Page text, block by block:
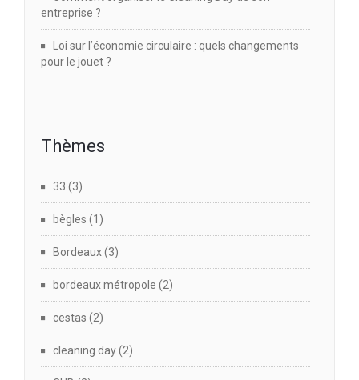
entreprise ?
Loi sur l’économie circulaire : quels changements
pour le jouet ?
Thèmes
33 (3)
bègles (1)
Bordeaux(3)
bordeaux métropole (2)
cestas (2)
cleaning day(2)